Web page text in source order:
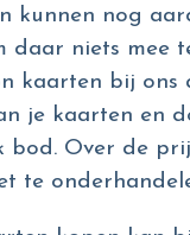
kunnen nog
daar niets mee
kaarten bij ons
je kaarten en
bod. Over de
te